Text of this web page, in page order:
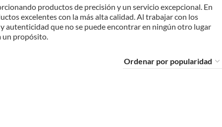
productos de precisión y un servicio excepcional. En
excelentes con la más alta calidad. Al trabajar con los
autenticidad que no se puede encontrar en ningún otro lugar
un propósito.